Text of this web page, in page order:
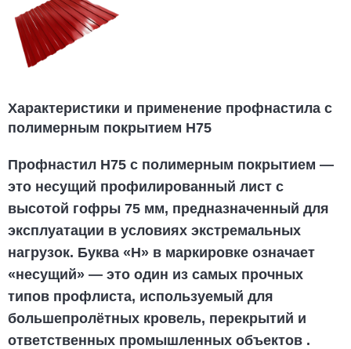
Характеристики и применение профнастила с
полимерным покрытием Н75
Профнастил Н75 с полимерным покрытием —
это несущий профилированный лист с
высотой гофры 75 мм, предназначенный для
эксплуатации в условиях экстремальных
нагрузок. Буква «Н» в маркировке означает
«несущий» — это один из самых прочных
типов профлиста, используемый для
большепролётных кровель, перекрытий и
ответственных промышленных объектов .